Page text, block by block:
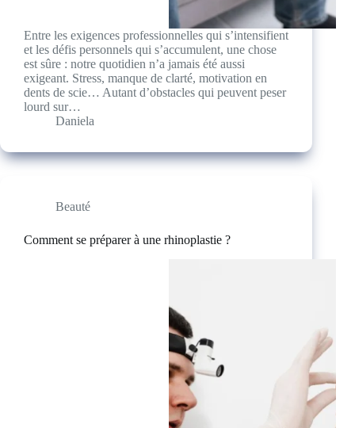
Entre les exigences professionnelles qui s’intensifient
et les défis personnels qui s’accumulent, une chose
est sûre : notre quotidien n’a jamais été aussi
exigeant. Stress, manque de clarté, motivation en
dents de scie… Autant d’obstacles qui peuvent peser
lourd sur…
Daniela
Beauté
Comment se préparer à une rhinoplastie ?